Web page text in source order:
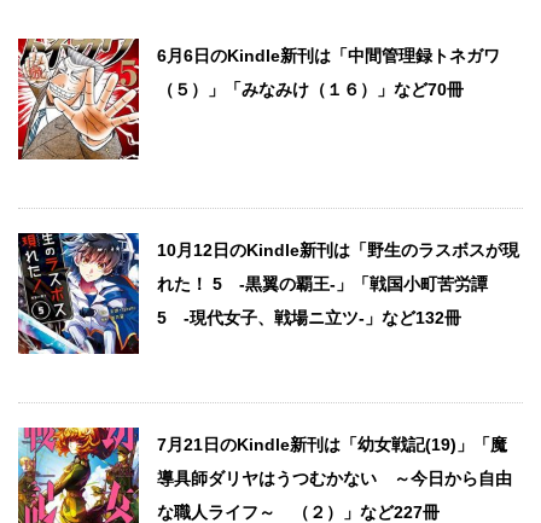
6月6日のKindle新刊は「中間管理録トネガワ
（５）」「みなみけ（１６）」など70冊
10月12日のKindle新刊は「野生のラスボスが現
れた！ 5 -黒翼の覇王-」「戦国小町苦労譚
5 -現代女子、戦場ニ立ツ-」など132冊
7月21日のKindle新刊は「幼女戦記(19)」「魔
導具師ダリヤはうつむかない ～今日から自由
な職人ライフ～ （２）」など227冊